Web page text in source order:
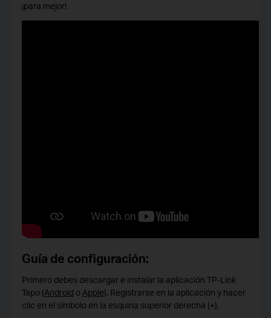
¡para mejor!
Guía de configuración:
Primero debes descargar e instalar la aplicación TP-Link
Tapo (Android o Apple). Registrarse en la aplicación y hacer
clic en el símbolo en la esquina superior derecha (+).